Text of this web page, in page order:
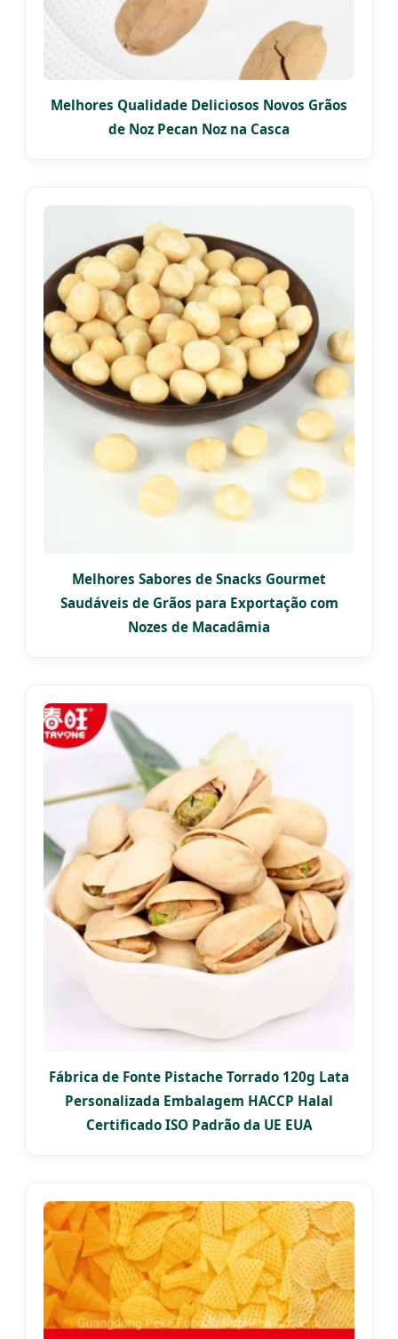
Melhores Qualidade Deliciosos Novos Grãos
de Noz Pecan Noz na Casca
Melhores Sabores de Snacks Gourmet
Saudáveis de Grãos para Exportação com
Nozes de Macadâmia
Fábrica de Fonte Pistache Torrado 120g Lata
Personalizada Embalagem HACCP Halal
Certificado ISO Padrão da UE EUA